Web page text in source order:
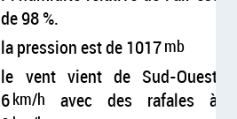
de 98 %.
la pression est de 1017mb
le vent vient de Sud-Ouest
6km/h
avec des rafales à